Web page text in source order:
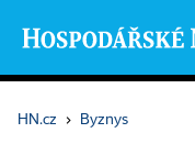
HN.cz › Byznys